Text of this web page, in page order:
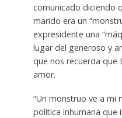
comunicado diciendo
marido era un
expresidente una
lugar del generoso y
que nos recuerda que
amor.
“Un monstruo ve a mi
política inhumana que